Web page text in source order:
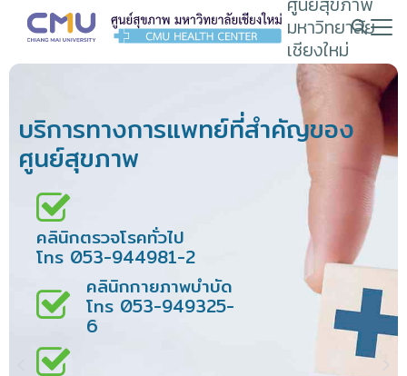
มหาวิทยาลัย
เชียงใหม่
Search
บริการทางการแพทย์ที่สำคัญของ
ศูนย์สุขภาพ
คลินิกตรวจโรคทั่วไป
โทร 053-944981-2
คลินิกกายภาพบำบัด
โทร 053-949325-
6